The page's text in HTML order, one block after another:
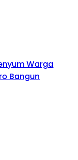
Warga
Bangun